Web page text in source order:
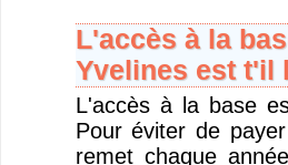
L'accès à la
Yvelines est t'il
L'accès à la base
Pour éviter de
remet chaque